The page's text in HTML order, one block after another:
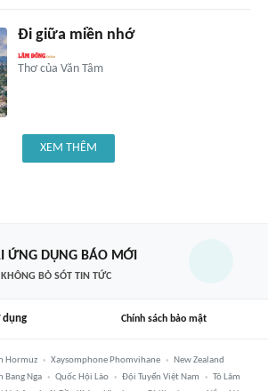
Đi giữa miền nhớ
Thơ của Văn Tâm
XEM THÊM
ỨNG DỤNG BÁO MỚI
BỎ SÓT TIN TỨC
dụng Chính sách bảo mật
Hormuz Xaysomphone Phomvihane
New Zealand
Bang Nga Quốc Hội Lào Đội Tuyển Việt Nam
Tô Lâm